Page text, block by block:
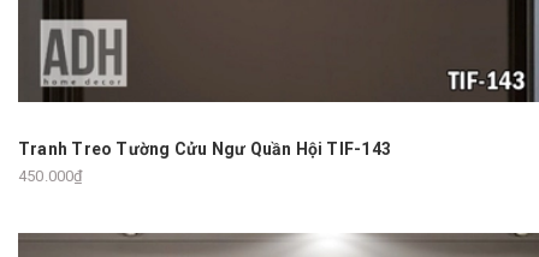
Tranh Treo Tường Cửu Ngư Quần Hội TIF-143
450.000₫